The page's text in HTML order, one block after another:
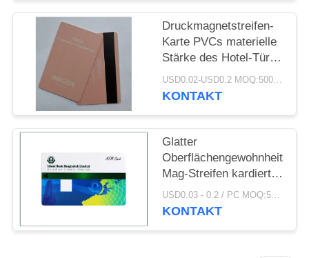
Druckmagnetstreifen-
Karte PVCs materielle
Stärke des Hotel-Tür-
Schlüssel-0.76mm
USD0.02-USD0.2 MOQ:500pcs
KONTAKT
Glatter
Oberflächengewohnheits-
Mag-Streifen kardiert
Stärke 30mil für
Supermärkte
USD0.03 - 0.2 / PC MOQ:500pcs
KONTAKT